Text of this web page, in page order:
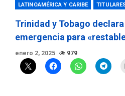
LATINOAMÉRICA Y CARIBE
Trinidad y Tobago
emergencia para
enero 2, 2025 979